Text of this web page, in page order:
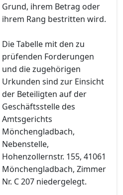
Grund, ihrem Betrag oder
ihrem Rang bestritten wird.
Die Tabelle mit den zu
prüfenden Forderungen
und die zugehörigen
Urkunden sind zur Einsicht
der Beteiligten auf der
Geschäftsstelle des
Amtsgerichts
Mönchengladbach,
Nebenstelle,
Hohenzollernstr. 155, 41061
Mönchengladbach, Zimmer
Nr. C 207 niedergelegt.